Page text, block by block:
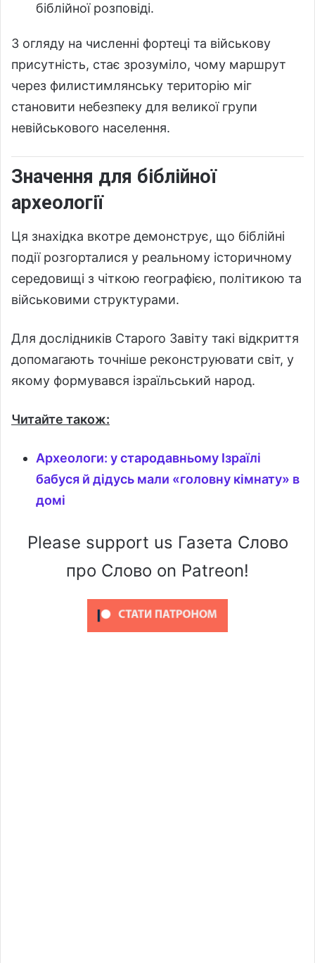
біблійної розповіді.
З огляду на численні фортеці та військову
присутність, стає зрозуміло, чому маршрут
через филистимлянську територію міг
становити небезпеку для великої групи
невійськового населення.
Значення для біблійної
археології
Ця знахідка вкотре демонструє, що біблійні
події розгорталися у реальному історичному
середовищі з чіткою географією, політикою та
військовими структурами.
Для дослідників Старого Завіту такі відкриття
допомагають точніше реконструювати світ, у
якому формувався ізраїльський народ.
Читайте також:
Археологи: у стародавньому Ізраїлі
бабуся й дідусь мали «головну кімнату» в
домі
Please support us Газета Слово
про Слово on Patreon!